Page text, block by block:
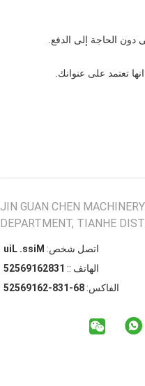
الحاجة إلى الدفع.
JIN GUAN CHEN
DEPARTMENT, TIANHE
اتصل شخص: Miss. Liu
الهاتف :: 13826196525
الفاكس: 86-138-26196525